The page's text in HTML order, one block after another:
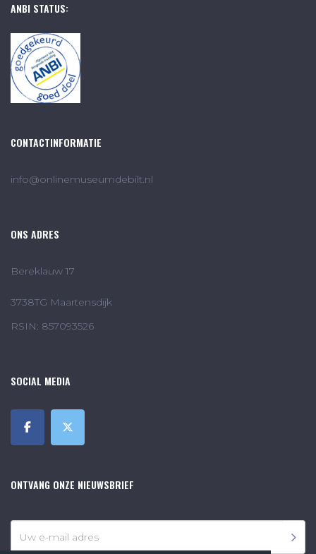
ANBI STATUS:
CONTACTINFORMATIE
info@onlinemuseumdebilt.nl
ONS ADRES
Bereklauw 17
3738TG Maartensdijk
RSIN: 857093526
SOCIAL MEDIA
ONTVANG ONZE NIEUWSBRIEF